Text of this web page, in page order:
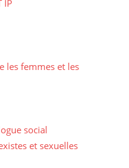
IP
les femmes et les
social
et sexuelles